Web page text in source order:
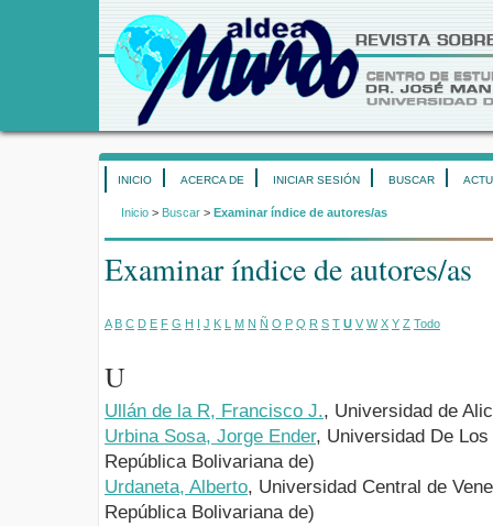
INICIO ACERCA DE INICIAR SESIÓN BUSCAR
Inicio > Buscar > Examinar índice de autores/as
Examinar índice de autores/as
A B C D E F G H I J K L M N Ñ O P Q R S T U V W X Y Z Todo
U
Ullán de la R, Francisco J., Universidad de
Urbina Sosa, Jorge Ender, Universidad De
República Bolivariana de)
Urdaneta, Alberto, Universidad Central de
República Bolivariana de)